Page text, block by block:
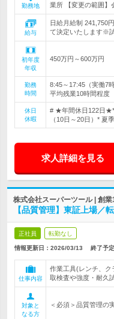
勤務地
業所 【変更の範囲】
給与
日給月給制 241,750
て決定いたします※
初年度
年収
450万円～600万円
勤務
時間
8:45～17:45（実働7
平均残業10時間程度
休日
休暇
# ★年間休日122日★*
（10日～20日）* 夏
求人詳細を見る
株式会社スーパーツール | 創
【品質管理】東証上場／
正社員 転勤なし
情報更新日：2026/03/13 終了予定
仕事内容
作業工具(レンチ、ク
取検査や強度・耐久
対象と
なる方
＜必須＞品質管理の